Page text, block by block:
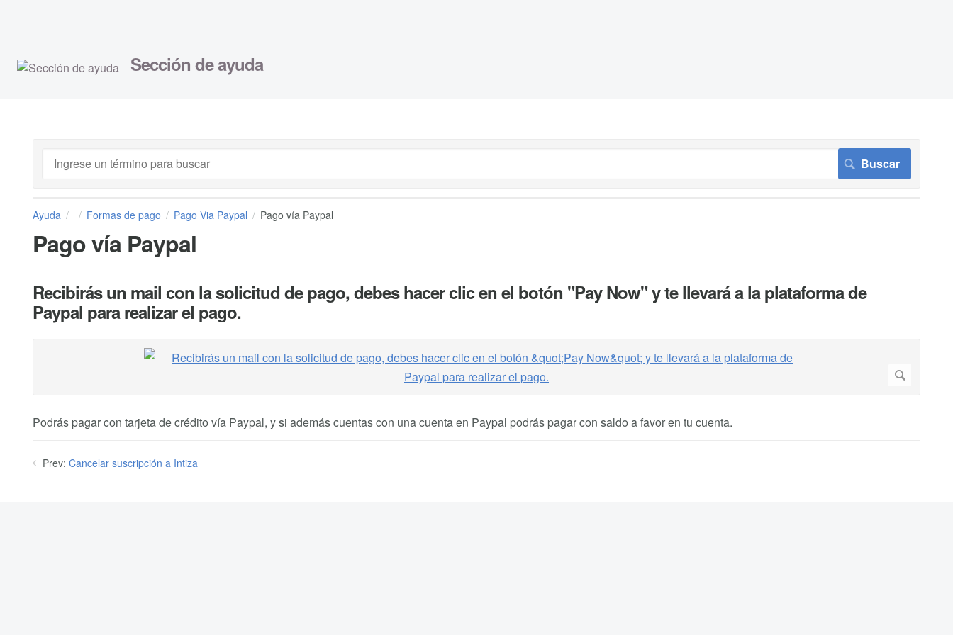
Sección de ayuda
Ayuda Formas de pago Pago Via Paypal Pago vía Paypal
Pago vía Paypal
Recibirás un mail con la solicitud de pago, debes hacer clic en el botón "Pay Now" y te llevará a la plataforma de
Paypal para realizar el pago.
Podrás pagar con tarjeta de crédito vía Paypal, y si además cuentas con una cuenta en Paypal podrás pagar con saldo a favor en tu cuenta.
Prev: Cancelar suscripción a Intiza